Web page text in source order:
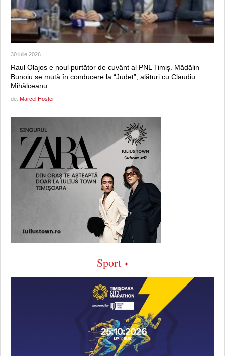
30 iulie 2026
Raul Olajos e noul purtător de cuvânt al PNL Timiș. Mădălin
Bunoiu se mută în conducere la “Județ”, alături cu Claudiu
Mihălceanu
de: Marcel Hoster
Sport